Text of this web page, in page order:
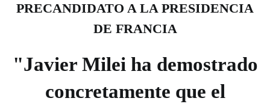
PRECANDIDATO A LA PRESIDENCIA
DE FRANCIA
"Javier Milei ha demostrado
concretamente que el